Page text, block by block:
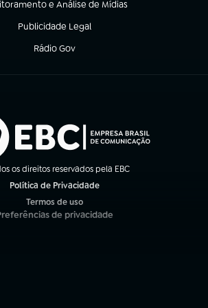
e Análise de Mídias
em nova aba)
Publicidade Legal
(abre em nova aba)
Rádio Gov
(abre em nova aba)
os direitos reservados pela EBC
Política de Privacidade
Termos de uso
(abre em nova aba)
de privacidade